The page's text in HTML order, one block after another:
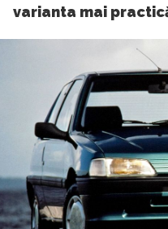
varianta mai